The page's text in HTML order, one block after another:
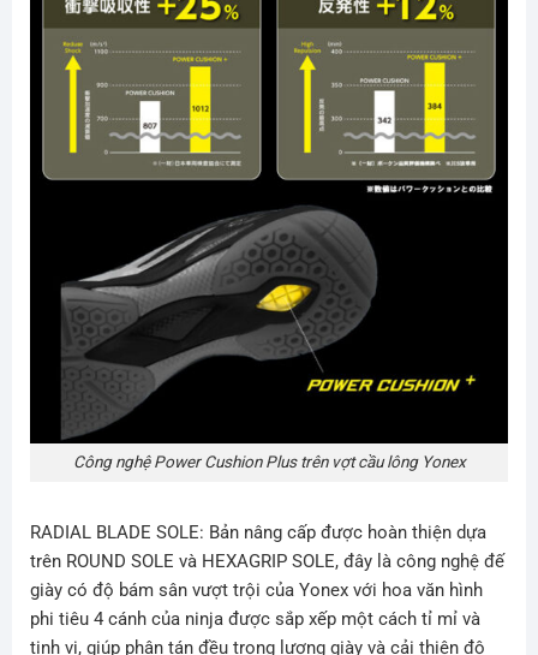
Công nghệ Power Cushion Plus trên vợt cầu lông Yonex
RADIAL BLADE SOLE: Bản nâng cấp được hoàn thiện dựa
trên ROUND SOLE và HEXAGRIP SOLE, đây là công nghệ đế
giày có độ bám sân vượt trội của Yonex với hoa văn hình
phi tiêu 4 cánh của ninja được sắp xếp một cách tỉ mỉ và
tinh vi, giúp phân tán đều trọng lượng giày và cải thiện độ